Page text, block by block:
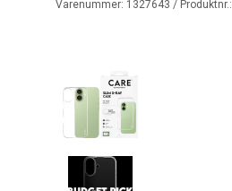
Varenummer: 1327643 / Produktnr.: